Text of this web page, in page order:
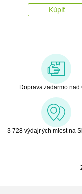
Kúpiť
Doprava zadarmo nad
3 728 výdajných miest na